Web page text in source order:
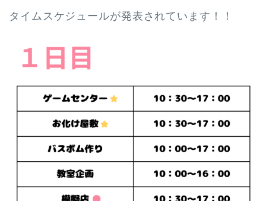
タイムスケジュールが発表されています！！